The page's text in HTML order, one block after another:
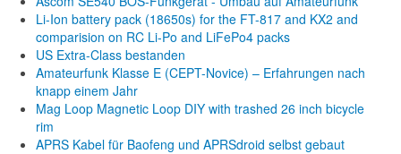
Li-Ion battery pack (18650s) for the FT-817 and KX2 and
comparision on RC Li-Po and LiFePo4 packs
US Extra-Class bestanden
Amateurfunk Klasse E (CEPT-Novice) – Erfahrungen nach
knapp einem Jahr
Mag Loop Magnetic Loop DIY with trashed 26 inch bicycle
rim
APRS Kabel für Baofeng und APRSdroid selbst gebaut